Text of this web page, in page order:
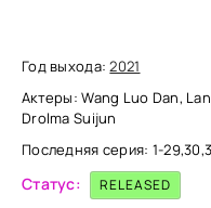
Год выхода:2021
Актеры: Wang Luo Dan,
Drolma Suijun
Последняя серия: 1-
Статус: RELEASED